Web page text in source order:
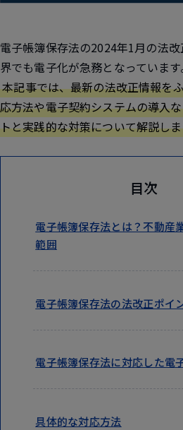
電子帳簿保存法の2024年1月の法
界でも電子化が急務となっています
本記事では、最新の法改正情報を
応方法や電子契約システムの導入
トと実践的な対策について解説し
目次
電子帳簿保存法とは？不動産
範囲
電子帳簿保存法の法改正ポイ
電子帳簿保存法に対応した電
具体的な対応方法